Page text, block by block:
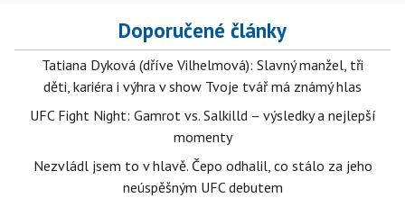
Doporučené články
Tatiana Dyková (dříve Vilhelmová): Slavný manžel, tři
děti, kariéra i výhra v show Tvoje tvář má známý hlas
UFC Fight Night: Gamrot vs. Salkilld – výsledky a nejlepší
momenty
Nezvládl jsem to v hlavě. Čepo odhalil, co stálo za jeho
neúspěšným UFC debutem